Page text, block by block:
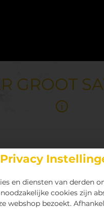
Privacy
en diensten van derden
noodzakelijke cookies zijn
webshop bezoekt.
GROOT